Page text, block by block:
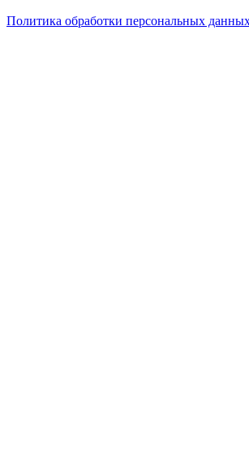
Политика обработки персональных